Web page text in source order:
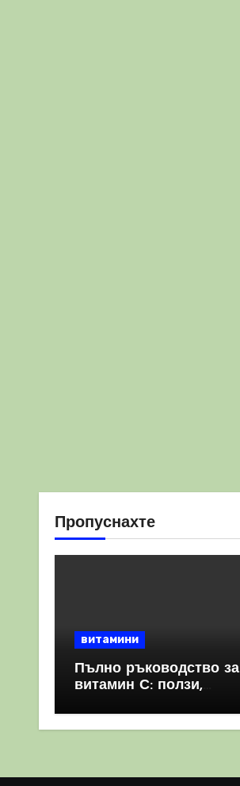
Пропуснахте
витамини
Пълно ръководство за
витамин С: ползи,
важен за имунната